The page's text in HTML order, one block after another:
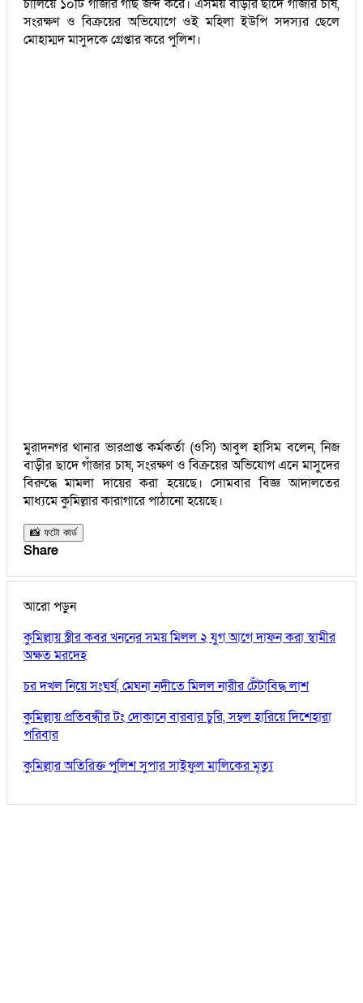
চালিয়ে ১০টি গাঁজার গাছ জব্দ করে। এসময় বাড়ীর ছাদে গাঁজার চাষ,
সংরক্ষণ ও বিক্রয়ের অভিযোগে ওই মহিলা ইউপি সদস্যর ছেলে
মোহাম্মদ মাসুদকে গ্রেপ্তার করে পুলিশ।
মুরাদনগর থানার ভারপ্রাপ্ত কর্মকর্তা (ওসি) আবুল হাসিম বলেন, নিজ
বাড়ীর ছাদে গাঁজার চাষ, সংরক্ষণ ও বিক্রয়ের অভিযোগ এনে মাসুদের
বিরুদ্ধে মামলা দায়ের করা হয়েছে। সোমবার বিজ্ঞ আদালতের
মাধ্যমে কুমিল্লার কারাগারে পাঠানো হয়েছে।
📸 ফটো কার্ড
Share
আরো পড়ুন
কুমিল্লায় স্ত্রীর কবর খননের সময় মিলল ২ যুগ আগে দাফন করা স্বামীর
অক্ষত মরদেহ
চর দখল নিয়ে সংঘর্ষ, মেঘনা নদীতে মিলল নারীর টেঁটাবিদ্ধ লাশ
কুমিল্লায় প্রতিবন্ধীর টং দোকানে বারবার চুরি, সম্বল হারিয়ে দিশেহারা
পরিবার
কুমিল্লার অতিরিক্ত পুলিশ সুপার সাইফুল মালিকের মৃত্যু